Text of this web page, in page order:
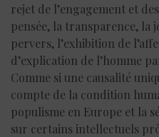
rejet de l’engagement et
pensée, la transparence, la
pervers, l’exhibition de
d’explication de l’homme
Comme si une causalité
compte de la condition
populisme en Europe et la
sur certains intellectuels